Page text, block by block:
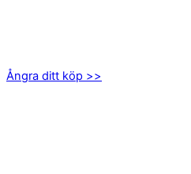
Ångra ditt köp >>